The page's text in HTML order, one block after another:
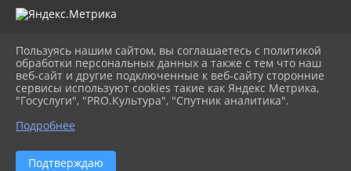
2026 г. muzeitet.ru
Вход
Карта сайта
Политика обработки персональных данных
Сделано на KubCMS
Пользуясь нашим сайтом, вы соглашаетесь с политикой
обработки персональных данных а также с тем что наш
веб-сайт и другие подключенные к веб-сайту сторонние
сервисы используют cookies такие как Яндекс Метрика,
"Госуслуги", "PRO.Культура", "Спутник аналитика".
Подробнее
Подтверждаю